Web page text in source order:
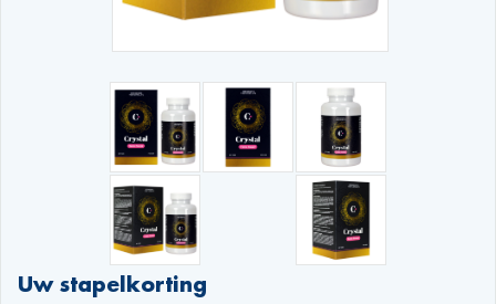
Uw stapelkorting